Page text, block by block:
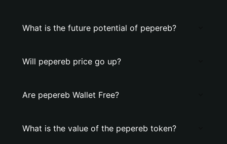
What is the future potential of pepereb?
Will pepereb price go up?
Are pepereb Wallet Free?
What is the value of the pepereb token?